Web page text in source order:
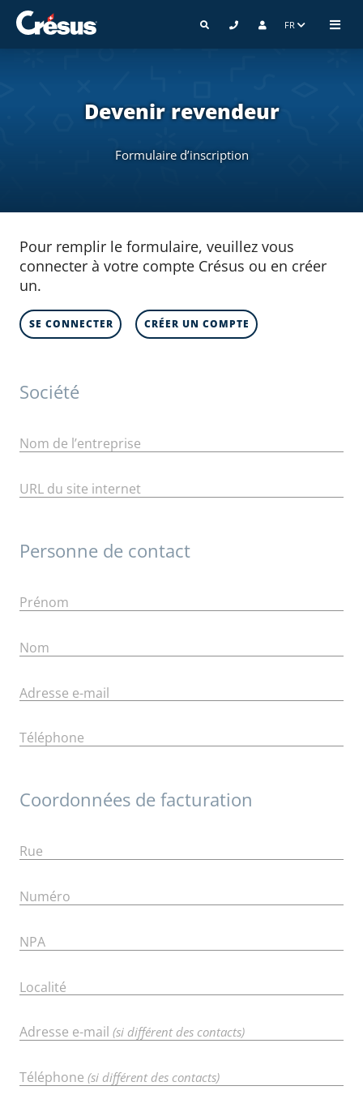
FR
Devenir revendeur
Formulaire d’inscription
Pour remplir le formulaire, veuillez vous
connecter à votre compte Crésus ou en créer
un.
SE CONNECTER CRÉER UN COMPTE
Société
Nom de l’entreprise
URL du site internet
Personne de contact
Prénom
Nom
Adresse e-mail
Téléphone
Coordonnées de facturation
Rue
Numéro
NPA
Localité
Adresse e-mail (si différent des contacts)
Téléphone (si différent des contacts)